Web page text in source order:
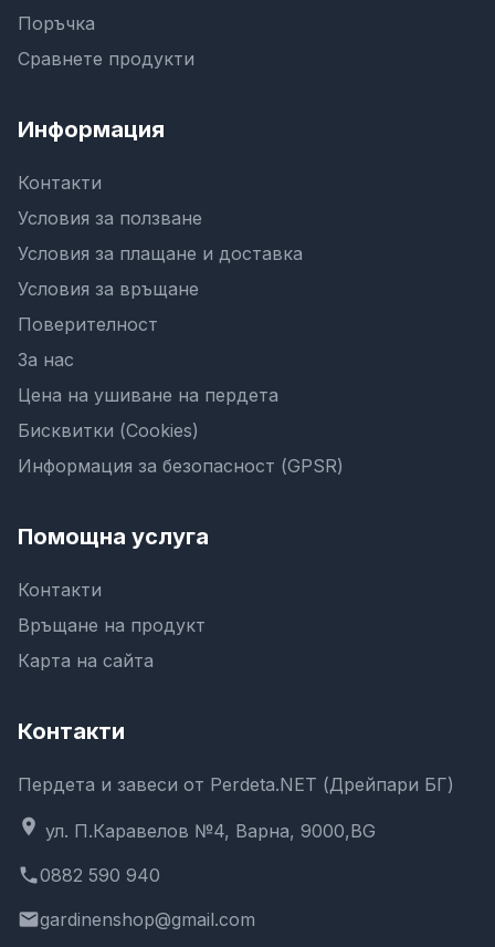
Поръчка
Сравнете продукти
Информация
Контакти
Условия за ползване
Условия за плащане и доставка
Условия за връщане
Поверителност
За нас
Цена на ушиване на пердета
Бисквитки (Cookies)
Информация за безопасност (GPSR)
Помощна услуга
Контакти
Връщане на продукт
Карта на сайта
Контакти
Пердета и завеси от Perdeta.NET (Дрейпари БГ)
location_on ул. П.Каравелов №4, Варна, 9000,BG
phone0882 590 940
emailgardinenshop@gmail.com